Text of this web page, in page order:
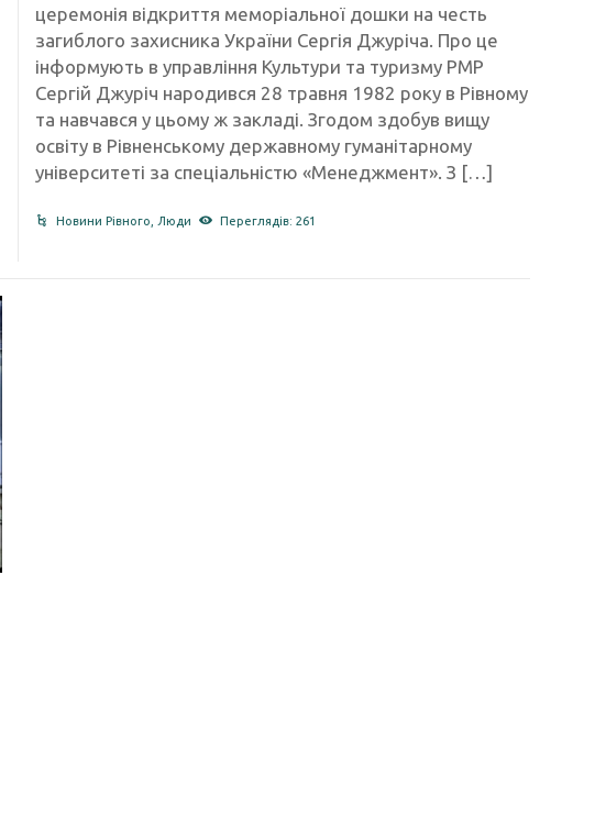
церемонія відкриття меморіальної дошки на честь
загиблого захисника України Сергія Джуріча. Про це
інформують в управління Культури та туризму РМР
Сергій Джуріч народився 28 травня 1982 року в Рівному
та навчався у цьому ж закладі. Згодом здобув вищу
освіту в Рівненському державному гуманітарному
університеті за спеціальністю «Менеджмент». З […]
Новини Рівного Люди Переглядів: 261